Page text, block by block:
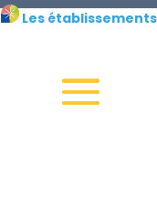
Les établissements